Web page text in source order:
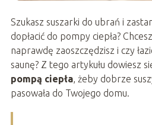
Szukasz suszarki do ubrań i
dopłacić do pompy ciepła?
naprawdę zaoszczędzisz i czy
saunę? Z tego artykułu dowiesz
pompą ciepła, żeby dobrze
pasowała do Twojego domu.